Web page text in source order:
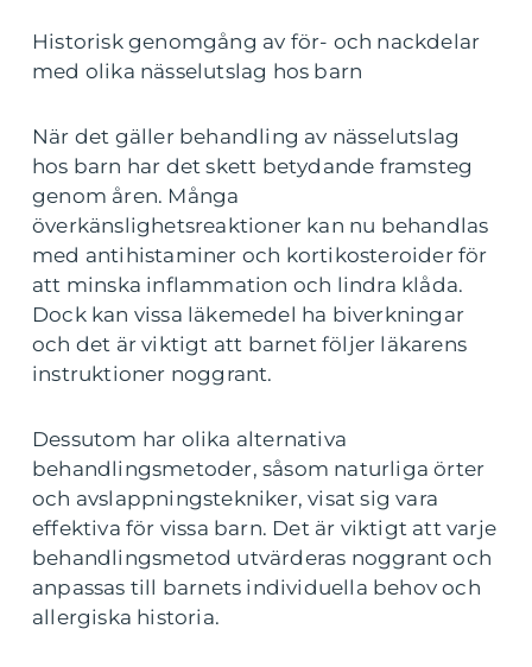
Historisk genomgång av för- och nackdelar
med olika nässelutslag hos barn
När det gäller behandling av nässelutslag
hos barn har det skett betydande framsteg
genom åren. Många
överkänslighetsreaktioner kan nu behandlas
med antihistaminer och kortikosteroider för
att minska inflammation och lindra klåda.
Dock kan vissa läkemedel ha biverkningar
och det är viktigt att barnet följer läkarens
instruktioner noggrant.
Dessutom har olika alternativa
behandlingsmetoder, såsom naturliga örter
och avslappningstekniker, visat sig vara
effektiva för vissa barn. Det är viktigt att varje
behandlingsmetod utvärderas noggrant och
anpassas till barnets individuella behov och
allergiska historia.